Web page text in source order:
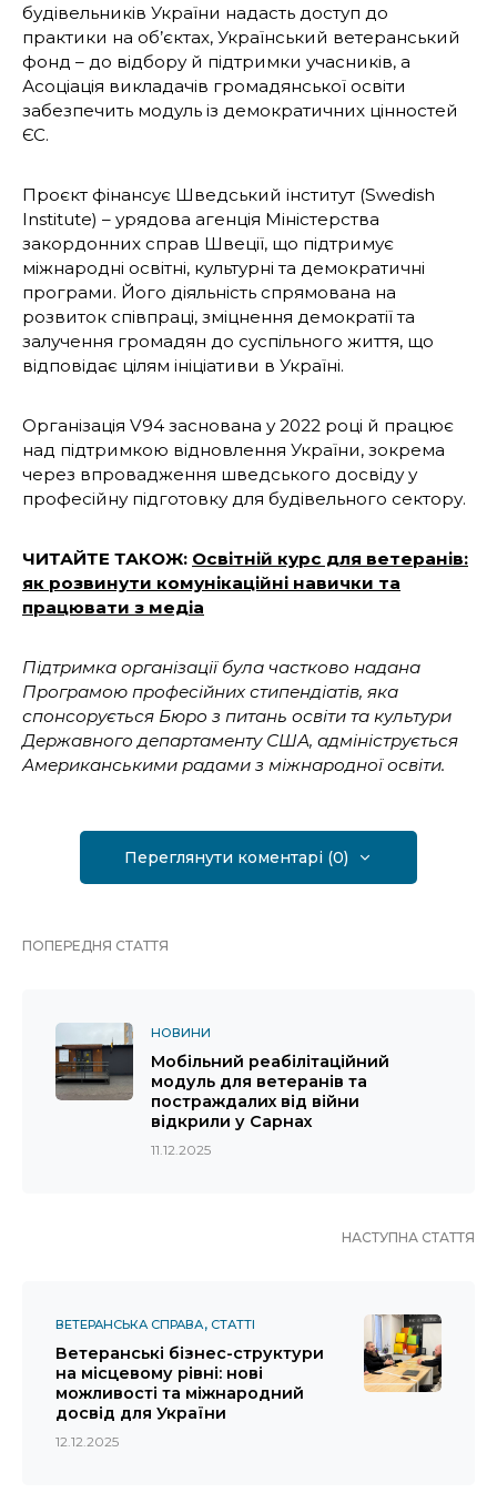
будівельників України надасть доступ до
практики на об’єктах, Український ветеранський
фонд – до відбору й підтримки учасників, а
Асоціація викладачів громадянської освіти
забезпечить модуль із демократичних цінностей
ЄС.
Проєкт фінансує Шведський інститут (Swedish
Institute) – урядова агенція Міністерства
закордонних справ Швеції, що підтримує
міжнародні освітні, культурні та демократичні
програми. Його діяльність спрямована на
розвиток співпраці, зміцнення демократії та
залучення громадян до суспільного життя, що
відповідає цілям ініціативи в Україні.
Організація V94 заснована у 2022 році й працює
над підтримкою відновлення України, зокрема
через впровадження шведського досвіду у
професійну підготовку для будівельного сектору.
ЧИТАЙТЕ ТАКОЖ: Освітній курс для ветеранів:
як розвинути комунікаційні навички та
працювати з медіа
Підтримка організації була частково надана
Програмою професійних стипендіатів, яка
спонсорується Бюро з питань освіти та культури
Державного департаменту США, адмініструється
Американськими радами з міжнародної освіти.
Переглянути коментарі (0)
ПОПЕРЕДНЯ СТАТТЯ
НОВИНИ
Мобільний реабілітаційний
модуль для ветеранів та
постраждалих від війни
відкрили у Сарнах
11.12.2025
НАСТУПНА СТАТТЯ
ВЕТЕРАНСЬКА СПРАВА СТАТТІ
Ветеранські бізнес-структури
на місцевому рівні: нові
можливості та міжнародний
досвід для України
12.12.2025